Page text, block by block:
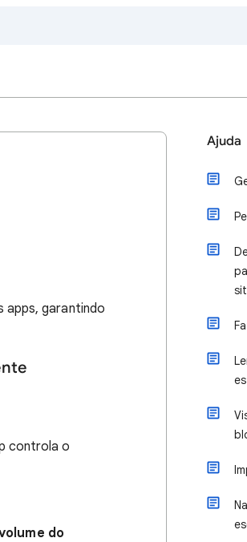
apps, garantindo
controla o
do
Ajuda